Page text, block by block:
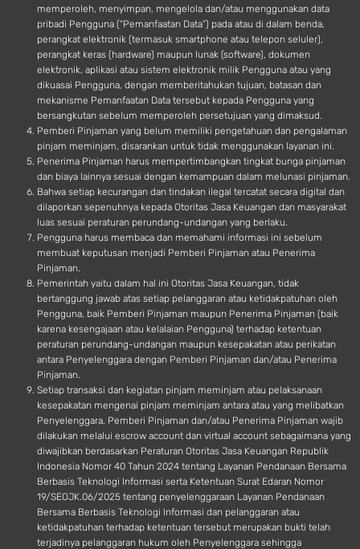
memperoleh, menyimpan, mengelola dan/atau menggunakan data
pribadi Pengguna (“Pemanfaatan Data”) pada atau di dalam benda,
perangkat elektronik (termasuk smartphone atau telepon seluler),
perangkat keras (hardware) maupun lunak (software), dokumen
elektronik, aplikasi atau sistem elektronik milik Pengguna atau yang
dikuasai Pengguna, dengan memberitahukan tujuan, batasan dan
mekanisme Pemanfaatan Data tersebut kepada Pengguna yang
bersangkutan sebelum memperoleh persetujuan yang dimaksud.
Pemberi Pinjaman yang belum memiliki pengetahuan dan pengalaman
pinjam meminjam, disarankan untuk tidak menggunakan layanan ini.
Penerima Pinjaman harus mempertimbangkan tingkat bunga pinjaman
dan biaya lainnya sesuai dengan kemampuan dalam melunasi pinjaman.
Bahwa setiap kecurangan dan tindakan ilegal tercatat secara digital dan
dilaporkan sepenuhnya kepada Otoritas Jasa Keuangan dan masyarakat
luas sesuai peraturan perundang-undangan yang berlaku.
Pengguna harus membaca dan memahami informasi ini sebelum
membuat keputusan menjadi Pemberi Pinjaman atau Penerima
Pinjaman.
Pemerintah yaitu dalam hal ini Otoritas Jasa Keuangan, tidak
bertanggung jawab atas setiap pelanggaran atau ketidakpatuhan oleh
Pengguna, baik Pemberi Pinjaman maupun Penerima Pinjaman (baik
karena kesengajaan atau kelalaian Pengguna) terhadap ketentuan
peraturan perundang-undangan maupun kesepakatan atau perikatan
antara Penyelenggara dengan Pemberi Pinjaman dan/atau Penerima
Pinjaman.
Setiap transaksi dan kegiatan pinjam meminjam atau pelaksanaan
kesepakatan mengenai pinjam meminjam antara atau yang melibatkan
Penyelenggara, Pemberi Pinjaman dan/atau Penerima Pinjaman wajib
dilakukan melalui escrow account dan virtual account sebagaimana yang
diwajibkan berdasarkan Peraturan Otoritas Jasa Keuangan Republik
Indonesia Nomor 40 Tahun 2024 tentang Layanan Pendanaan Bersama
Berbasis Teknologi Informasi serta Ketentuan Surat Edaran Nomor
19/SEOJK.06/2025 tentang penyelenggaraan Layanan Pendanaan
Bersama Berbasis Teknologi Informasi dan pelanggaran atau
ketidakpatuhan terhadap ketentuan tersebut merupakan bukti telah
terjadinya pelanggaran hukum oleh Penyelenggara sehingga